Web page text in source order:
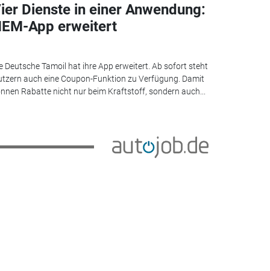
Dienste in einer Anwendung:
App erweitert
Deutsche Tamoil hat ihre App erweitert. Ab sofort steht
auch eine Coupon-Funktion zu Verfügung. Damit
Rabatte nicht nur beim Kraftstoff, sondern auch...